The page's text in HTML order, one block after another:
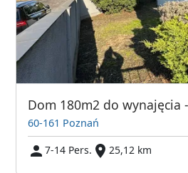
60-161 Poznań
7-14 Pers.
25,12 km